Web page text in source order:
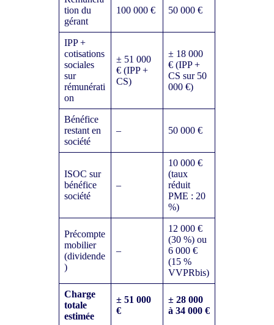
tion du
gérant
100 000 € 50 000 €
IPP +
cotisations
sociales
sur
rémunérati
on
± 51 000
€ (IPP +
CS)
± 18 000
€ (IPP +
CS sur 50
000 €)
Bénéfice
restant en
société
– 50 000 €
ISOC sur
bénéfice
société
–
10 000 €
(taux
réduit
PME : 20
%)
Précompte
mobilier
(dividende
)
–
12 000 €
(30 %) ou
6 000 €
(15 %
VVPRbis)
Charge
totale
estimée
± 51 000
€
± 28 000
à 34 000 €